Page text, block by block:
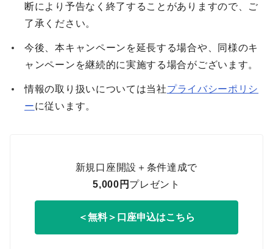
断により予告なく終了することがありますので、ご
了承ください。
今後、本キャンペーンを延長する場合や、同様のキ
ャンペーンを継続的に実施する場合がございます。
情報の取り扱いについては当社プライバシーポリシ
ーに従います。
新規口座開設＋条件達成で
5,000円 プレゼント
＜無料＞口座申込はこちら